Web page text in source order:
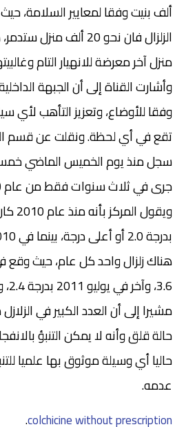
ألف بنيت وفقا لمعايير السلامة،
الزلزال فان نحو 20 ألف
منزل آخر معرضة للانهيار التام
وأشارت القناة إلى أن الجبهة
وفقا للأوضاع، وتعزيز التأهب لأي
تقع في أي لحظة. ونقلت عن قسم
سجل منذ يوم الخميس الماضي خمسة
مشيرا إلى أن العدد الكبير في
حالة قلق وأنه لا يمكن التنبؤ
حاليا أي وسيلة موثوق بها علميا
عدمه.
colchicine without prescription
.